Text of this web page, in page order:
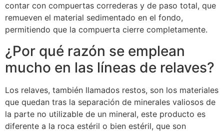
contar con compuertas correderas y de paso total, que
remueven el material sedimentado en el fondo,
permitiendo que la compuerta cierre completamente.
¿Por qué razón se emplean
mucho en las líneas de relaves?
Los relaves, también llamados restos, son los materiales
que quedan tras la separación de minerales valiosos de
la parte no utilizable de un mineral, este producto es
diferente a la roca estéril o bien estéril, que son